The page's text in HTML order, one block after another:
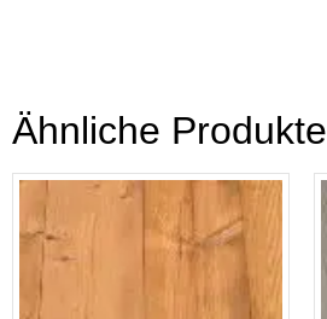
Ähnliche Produkte